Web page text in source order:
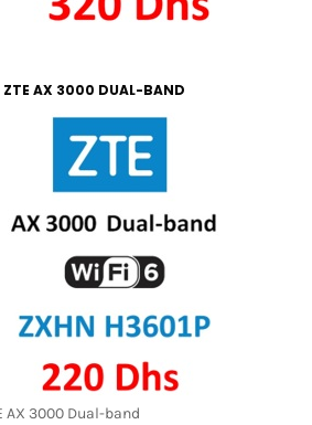
AX 3000 DUAL-BAND
AX 3000 Dual-band